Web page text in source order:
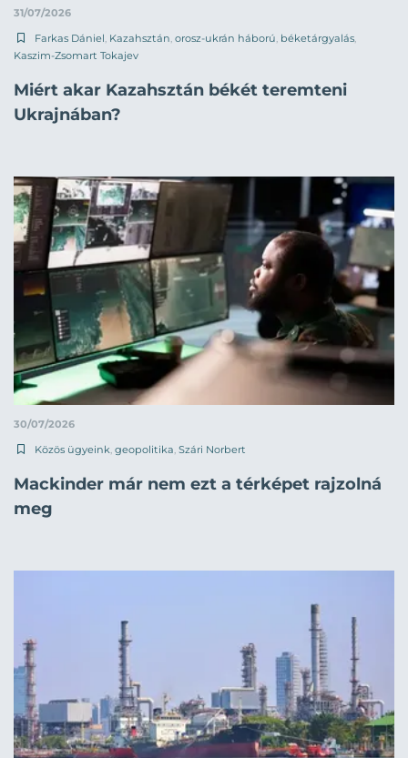
31/07/2026
Farkas Dániel, Kazahsztán, orosz-ukrán háború, béketárgyalás,
Kaszim-Zsomart Tokajev
Miért akar Kazahsztán békét teremteni
Ukrajnában?
30/07/2026
Közös ügyeink, geopolitika, Szári Norbert
Mackinder már nem ezt a térképet rajzolná
meg